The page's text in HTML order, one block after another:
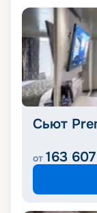
Сьют
от 163 607